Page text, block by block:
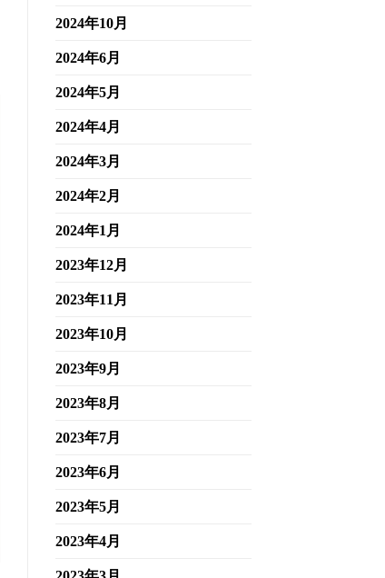
2024年10月
2024年6月
2024年5月
2024年4月
2024年3月
2024年2月
2024年1月
2023年12月
2023年11月
2023年10月
2023年9月
2023年8月
2023年7月
2023年6月
2023年5月
2023年4月